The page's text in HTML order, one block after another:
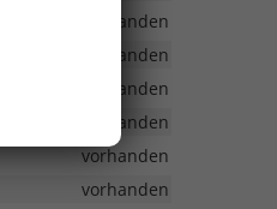
vorhanden
vorhanden
vorhanden
vorhanden
vorhanden
vorhanden